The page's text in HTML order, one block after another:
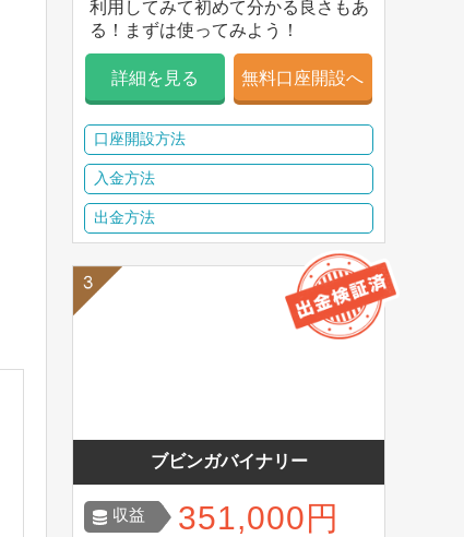
利用してみて初めて分かる良さもあ
る！まずは使ってみよう！
詳細を見る 無料口座開設へ
口座開設方法
入金方法
出金方法
ブビンガバイナリー
収益 351,000円